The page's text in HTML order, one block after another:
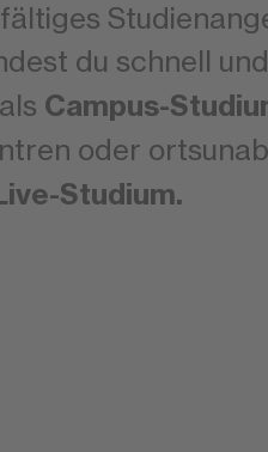
du schnell
Campus-
oder
Studium.